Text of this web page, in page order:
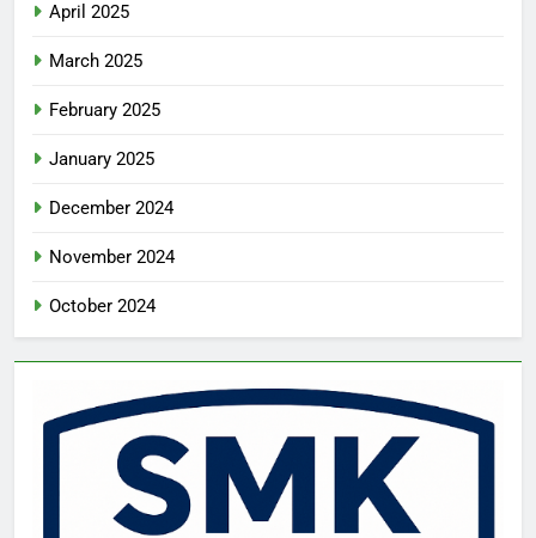
April 2025
March 2025
February 2025
January 2025
December 2024
November 2024
October 2024